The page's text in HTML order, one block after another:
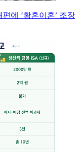
편에 ‘황혼이혼’ 조장